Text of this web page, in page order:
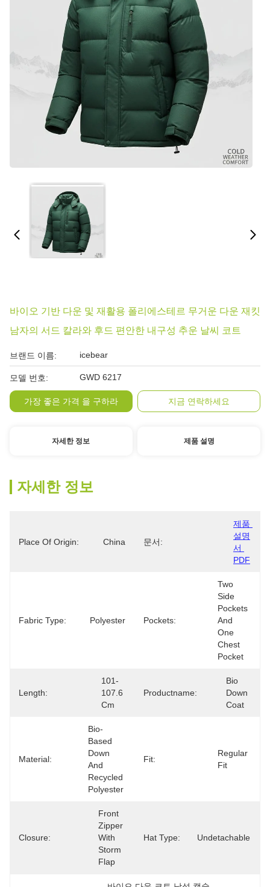
바이오 기반 다운 및 재활용 폴리에스테르 무거운 다운 재킷
남자의 서드 칼라와 후드 편안한 내구성 추운 날씨 코트
브랜드 이름: icebear
모델 번호: GWD 6217
가장 좋은 가격 을 구하라 지금 연락하세요
자세한 정보 제품 설명
자세한 정보
Place Of Origin: China 문서:
제품
설명
서
PDF
Fabric Type: Polyester Pockets:
Two
Side
Pockets
And
One
Chest
Pocket
Length:
101-
107.6
Cm
Productname:
Bio
Down
Coat
Material:
Bio-
Based
Down
And
Recycled
Polyester
Fit:
Regular
Fit
Closure:
Front
Zipper
With
Storm
Flap
Hat Type: Undetachable